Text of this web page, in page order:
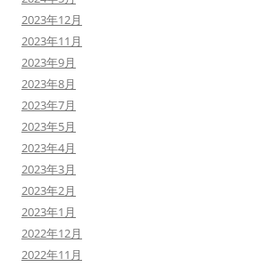
2023年12月
2023年11月
2023年9月
2023年8月
2023年7月
2023年5月
2023年4月
2023年3月
2023年2月
2023年1月
2022年12月
2022年11月